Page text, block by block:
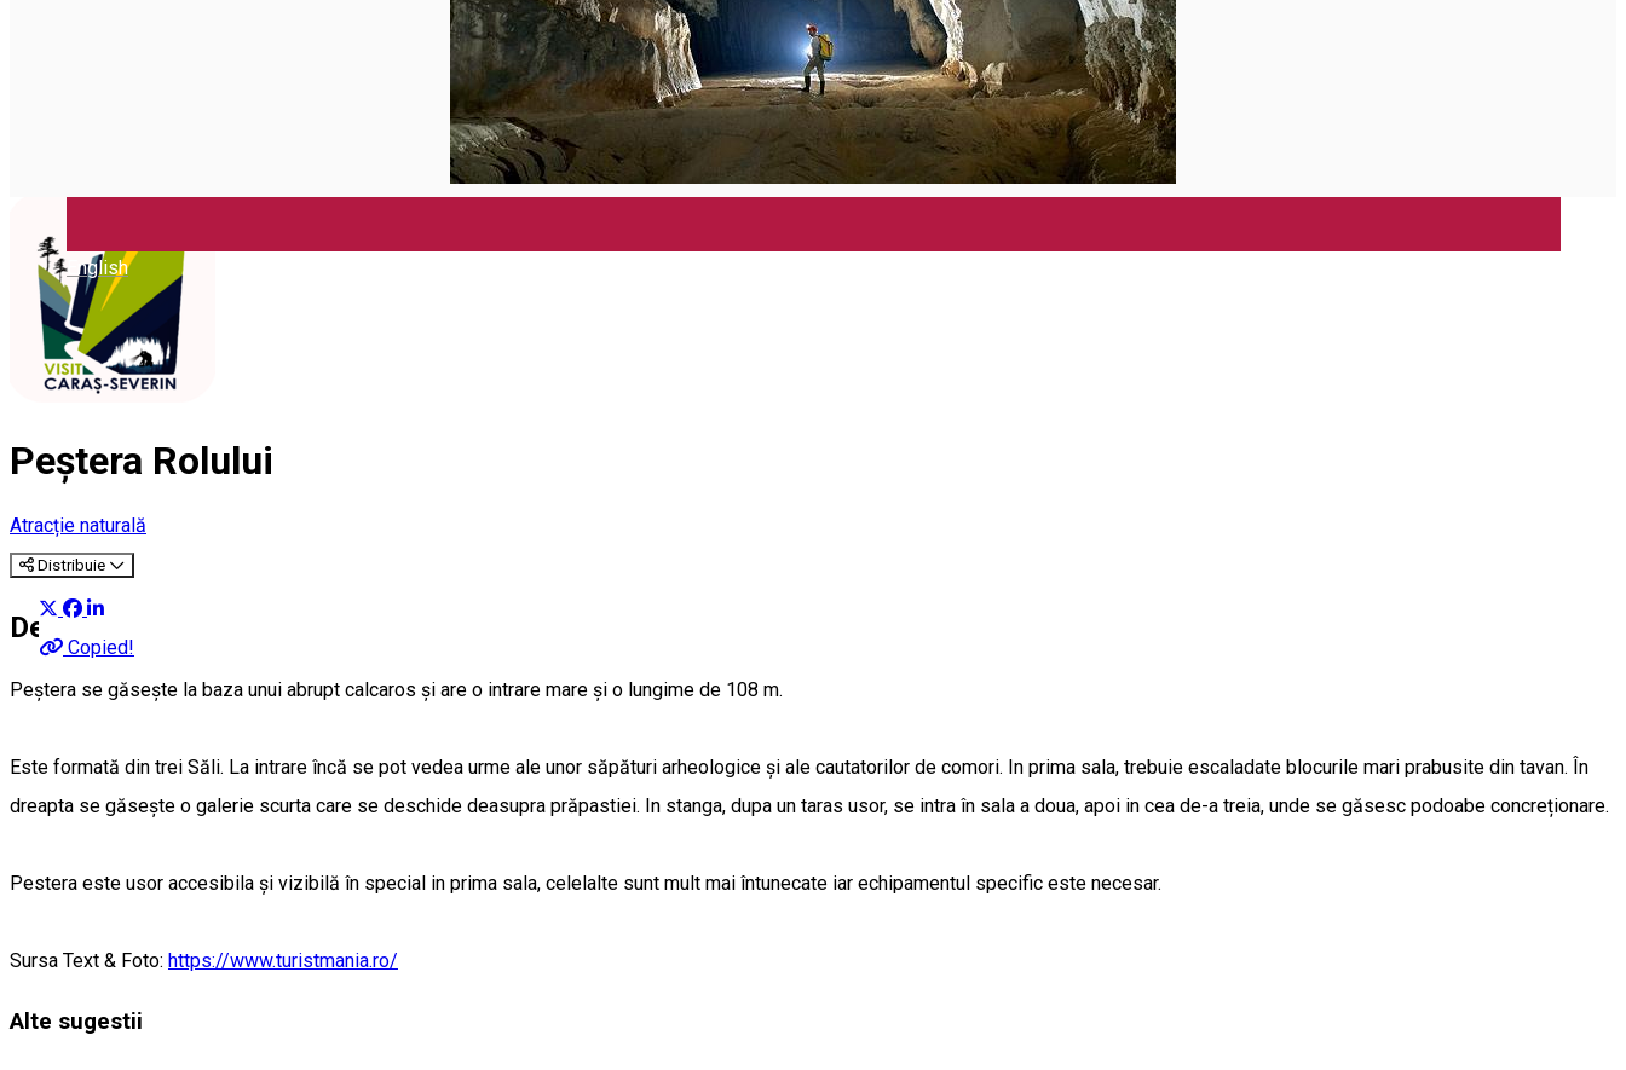
English
Peștera Rolului
Atracție naturală
Distribuie
Copied!
Despre
Peștera se găsește la baza unui abrupt calcaros și are o intrare mare și o lungime de 108 m.
Este formată din trei Săli. La intrare încă se pot vedea urme ale unor săpături arheologice și ale cautatorilor de comori. In prima sala, trebuie escaladate blocurile mari prabusite din tavan. În
dreapta se găsește o galerie scurta care se deschide deasupra prăpastiei. In stanga, dupa un taras usor, se intra în sala a doua, apoi in cea de-a treia, unde se găsesc podoabe concreționare.
Pestera este usor accesibila și vizibilă în special in prima sala, celelalte sunt mult mai întunecate iar echipamentul specific este necesar.
Sursa Text & Foto: https://www.turistmania.ro/
Alte sugestii